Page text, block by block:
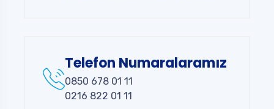
Telefon Numaralaramız
0850 678 01 11
0216 822 01 11